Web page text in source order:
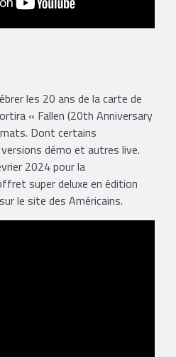
les 20 ans de la carte de
« Fallen (20th Anniversary
Dont certains
démo et autres live.
2024 pour la
super deluxe en édition
sur le site des Américains.